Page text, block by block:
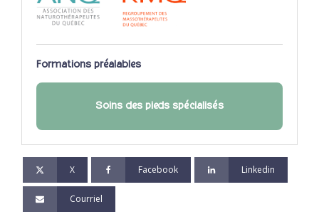
Formations préalables
Soins des pieds spécialisés
X Facebook
Courriel
Linkedin